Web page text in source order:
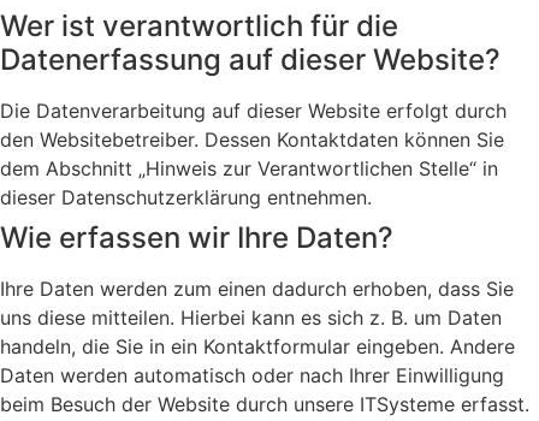
Wer ist verantwortlich für die
Datenerfassung auf dieser Website?
Die Datenverarbeitung auf dieser Website erfolgt durch
den Websitebetreiber. Dessen Kontaktdaten können Sie
dem Abschnitt „Hinweis zur Verantwortlichen Stelle“ in
dieser Datenschutzerklärung entnehmen.
Wie erfassen wir Ihre Daten?
Ihre Daten werden zum einen dadurch erhoben, dass Sie
uns diese mitteilen. Hierbei kann es sich z. B. um Daten
handeln, die Sie in ein Kontaktformular eingeben. Andere
Daten werden automatisch oder nach Ihrer Einwilligung
beim Besuch der Website durch unsere ITSysteme erfasst.